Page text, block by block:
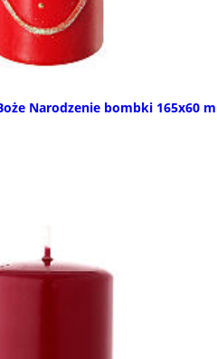
Narodzenie bombki 165x60